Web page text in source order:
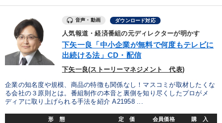
音声・動画 ダウンロード対応
人気報道・経済番組の元ディレクターが明かす
下矢一良「中小企業が無料で何度もテレビに
出続ける法」CD・配信
下矢一良(ストーリーマネジメント 代表)
企業の知名度や規模、商品の特徴も関係なし！マスコミが取材したくな
る会社の３原則とは。番組制作の本音と裏側を知り尽くしたプロがメ
ディアに取り上げられる手法を紹介 A21958 ...
形 態 定 価 会員価格 購 入